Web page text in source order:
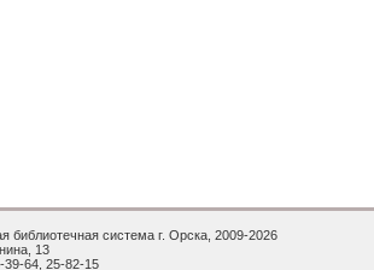
библиотечная система г. Орска, 2009-2026
13
39-64, 25-82-15